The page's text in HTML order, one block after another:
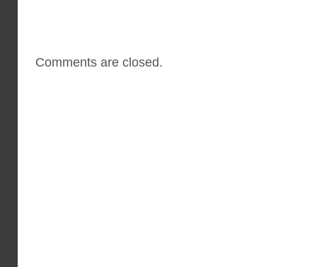
Comments are closed.